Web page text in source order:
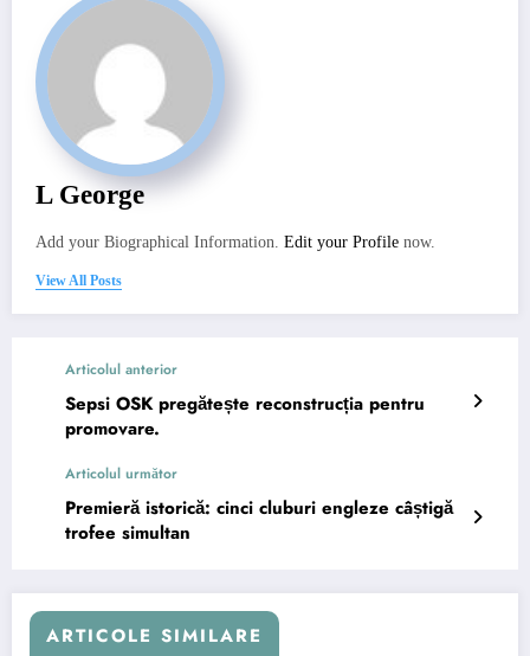
L George
Add your Biographical Information. Edit your Profile now.
View All Posts
Articolul anterior
Sepsi OSK pregătește reconstrucția pentru
promovare.
Articolul următor
Premieră istorică: cinci cluburi engleze câștigă
trofee simultan
ARTICOLE SIMILARE